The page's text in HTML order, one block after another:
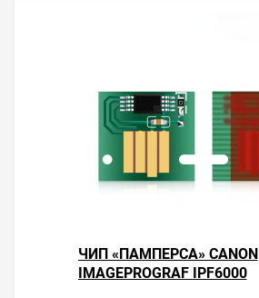
ЧИП «ПАМПЕРСА» CANON
IMAGEPROGRAF IPF6000